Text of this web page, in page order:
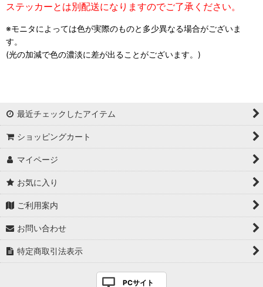
ステッカーとは別配送になりますのでご了承ください。
※モニタによっては色が実際のものと多少異なる場合がございま
す。
(光の加減で色の濃淡に差が出ることがございます。)
最近チェックしたアイテム
ショッピングカート
マイページ
お気に入り
ご利用案内
お問い合わせ
特定商取引法表示
PCサイト